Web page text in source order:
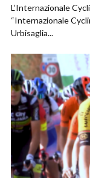
L’Internazionale
“Internazionale
Urbisaglia...